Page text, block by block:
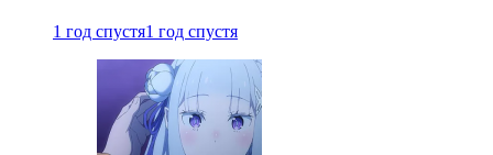
1 год спустя1 год спустя